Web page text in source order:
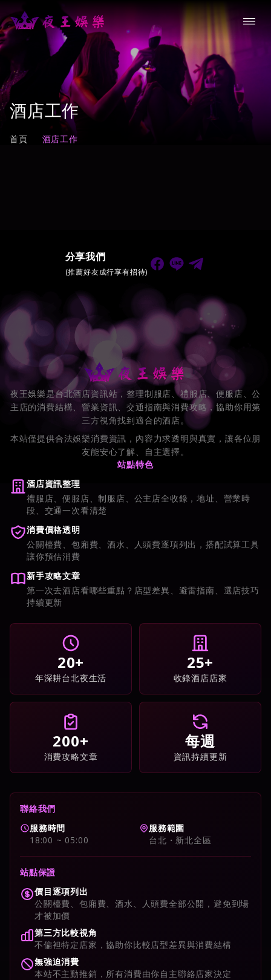
酒店工作
首頁 酒店工作
分享我們
(推薦好友成行享有招待)
夜王娛樂是台北酒店資訊站，整理制服店、禮服店、便服店、公
主店的消費結構、營業資訊、交通指南與消費攻略，協助你用第
三方視角找到適合的酒店。
本站僅提供合法娛樂消費資訊，內容力求透明與真實，讓各位朋
友能安心了解、自主選擇。
站點特色
酒店資訊整理
禮服店、便服店、制服店、公主店全收錄，地址、營業時
段、交通一次看清楚
消費價格透明
公關檯費、包廂費、酒水、人頭費逐項列出，搭配試算工具
讓你預估消費
新手攻略文章
第一次去酒店看哪些重點？店型差異、避雷指南、選店技巧
持續更新
20+
年深耕台北夜生活
25+
收錄酒店店家
200+
消費攻略文章
每週
資訊持續更新
聯絡我們
服務時間
18:00 ~ 05:00
服務範圍
台北・新北全區
站點保證
價目逐項列出
公關檯費、包廂費、酒水、人頭費全部公開，避免到場
才被加價
第三方比較視角
不偏袒特定店家，協助你比較店型差異與消費結構
無強迫消費
本站不主動推銷，所有消費由你自主聯絡店家決定